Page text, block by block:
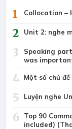
1 Collocation –
2 Unit 2: nghe
3
Speaking
was
4 Một số chủ
5
6
Top 90
included)